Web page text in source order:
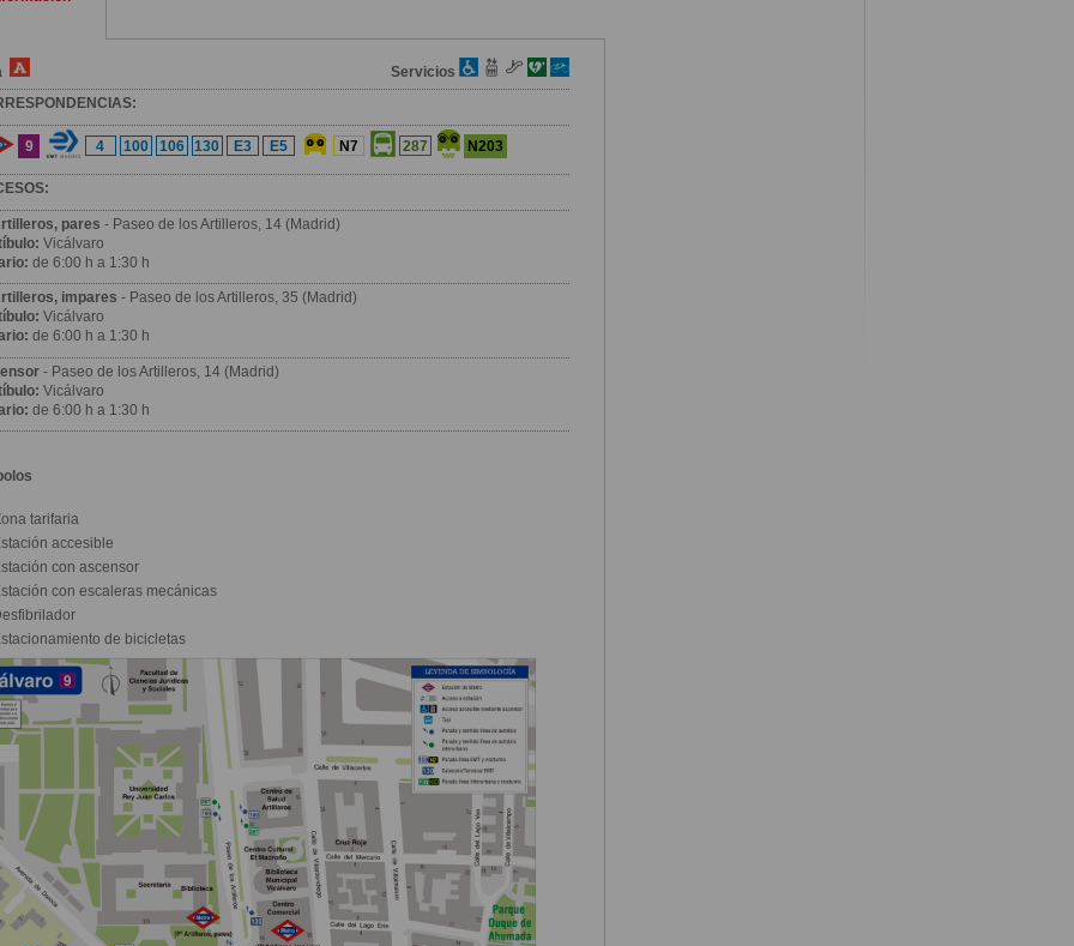
Servicios
9 4 100 106 130 E3 E5 N7 287 N203
pares - Paseo de los Artilleros, 14 (Madrid)
Vicálvaro
de 6:00 h a 1:30 h
impares - Paseo de los Artilleros, 35 (Madrid)
Vicálvaro
de 6:00 h a 1:30 h
- Paseo de los Artilleros, 14 (Madrid)
Vicálvaro
de 6:00 h a 1:30 h
tarifaria
accesible
con ascensor
con escaleras mecánicas
de bicicletas